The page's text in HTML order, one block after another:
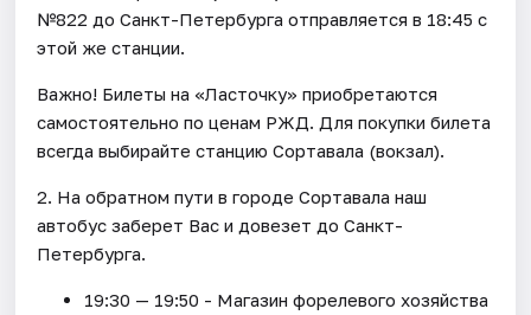
№822 до Санкт-Петербурга отправляется в 18:45 с
этой же станции.
Важно! Билеты на «Ласточку» приобретаются
самостоятельно по ценам РЖД. Для покупки билета
всегда выбирайте станцию Сортавала (вокзал).
2. На обратном пути в городе Сортавала наш
автобус заберет Вас и довезет до Санкт-
Петербурга.
19:30 — 19:50 - Магазин форелевого хозяйства